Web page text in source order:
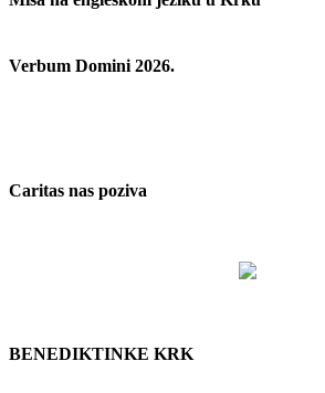
Verbum Domini 2026.
Caritas nas poziva
BENEDIKTINKE KRK